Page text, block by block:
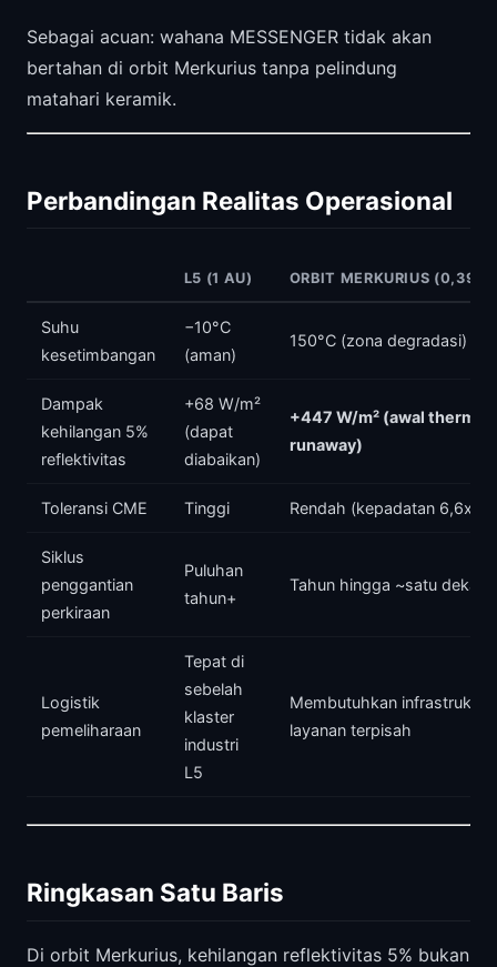
Sebagai acuan: wahana MESSENGER tidak akan
bertahan di orbit Merkurius tanpa pelindung
matahari keramik.
Perbandingan Realitas Operasional
L5 (1 AU) ORBIT MERKURIUS (0,39
Suhu
kesetimbangan
−10°C
(aman)
150°C (zona degradasi)
Dampak
kehilangan 5%
reflektivitas
+68 W/m²
(dapat
diabaikan)
+447 W/m² (awal thermal
runaway)
Toleransi CME Tinggi Rendah (kepadatan 6,6x)
Siklus
penggantian
perkiraan
Puluhan
tahun+
Tahun hingga ~satu dekade
Logistik
pemeliharaan
Tepat di
sebelah
klaster
industri
L5
Membutuhkan infrastruktur
layanan terpisah
Ringkasan Satu Baris
Di orbit Merkurius, kehilangan reflektivitas 5% bukan